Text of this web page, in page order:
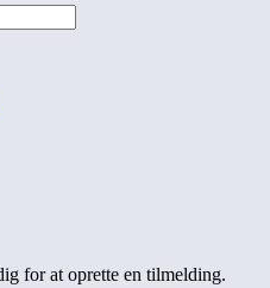
for at oprette en tilmelding.